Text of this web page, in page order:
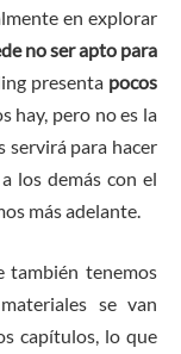
en explorar
no ser apto para
presenta pocos
hay, pero no es la
para hacer
los demás con el
más adelante.
también tenemos
se van
capítulos, lo que